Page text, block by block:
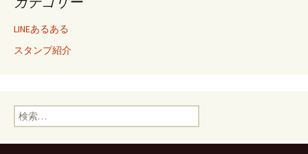
LINEあるある
スタンプ紹介
検索: